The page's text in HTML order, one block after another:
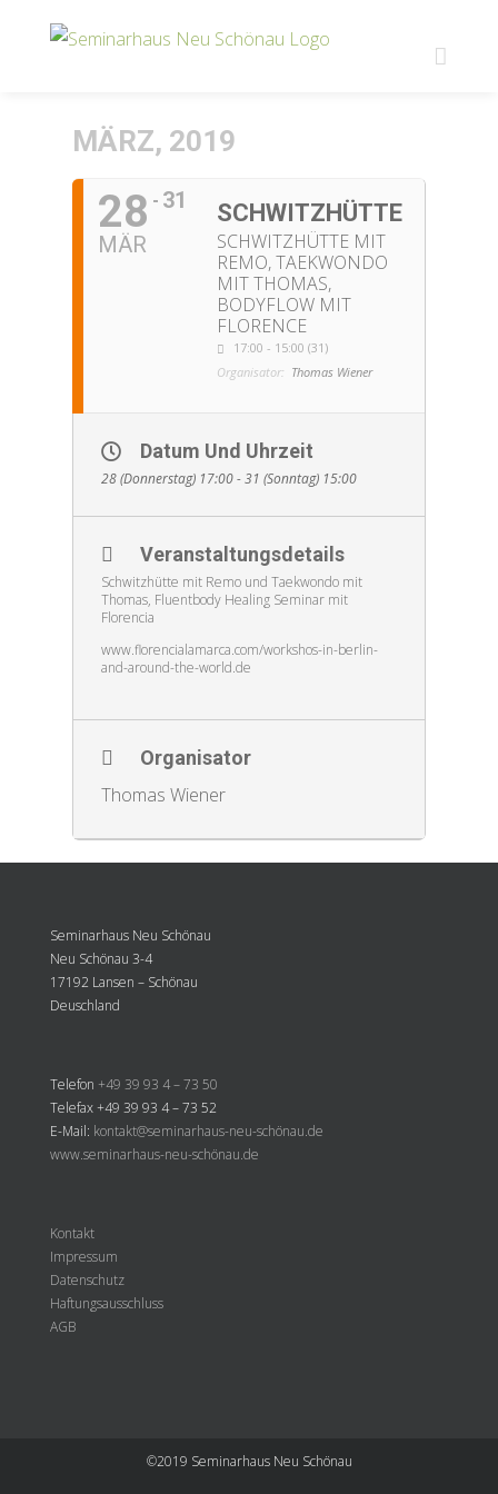
MÄRZ, 2019
28
MÄR
31 SCHWITZHÜTTE
SCHWITZHÜTTE MIT
REMO, TAEKWONDO
MIT THOMAS,
BODYFLOW MIT
FLORENCE
17:00 - 15:00 (31)
Organisator: Thomas Wiener
Datum Und Uhrzeit
28 (Donnerstag) 17:00 - 31 (Sonntag) 15:00
Veranstaltungsdetails
Schwitzhütte mit Remo und Taekwondo mit
Thomas, Fluentbody Healing Seminar mit
Florencia
www.florencialamarca.com/workshos-in-berlin-
and-around-the-world.de
Organisator
Thomas Wiener
Seminarhaus Neu Schönau
Neu Schönau 3-4
17192 Lansen – Schönau
Deuschland
Telefon +49 39 93 4 – 73 50
Telefax +49 39 93 4 – 73 52
E-Mail: kontakt@seminarhaus-neu-schönau.de
www.seminarhaus-neu-schönau.de
Kontakt
Impressum
Datenschutz
Haftungsausschluss
AGB
©2019 Seminarhaus Neu Schönau